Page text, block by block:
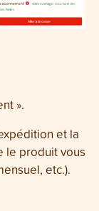
».
et la
le produit vous
etc.).